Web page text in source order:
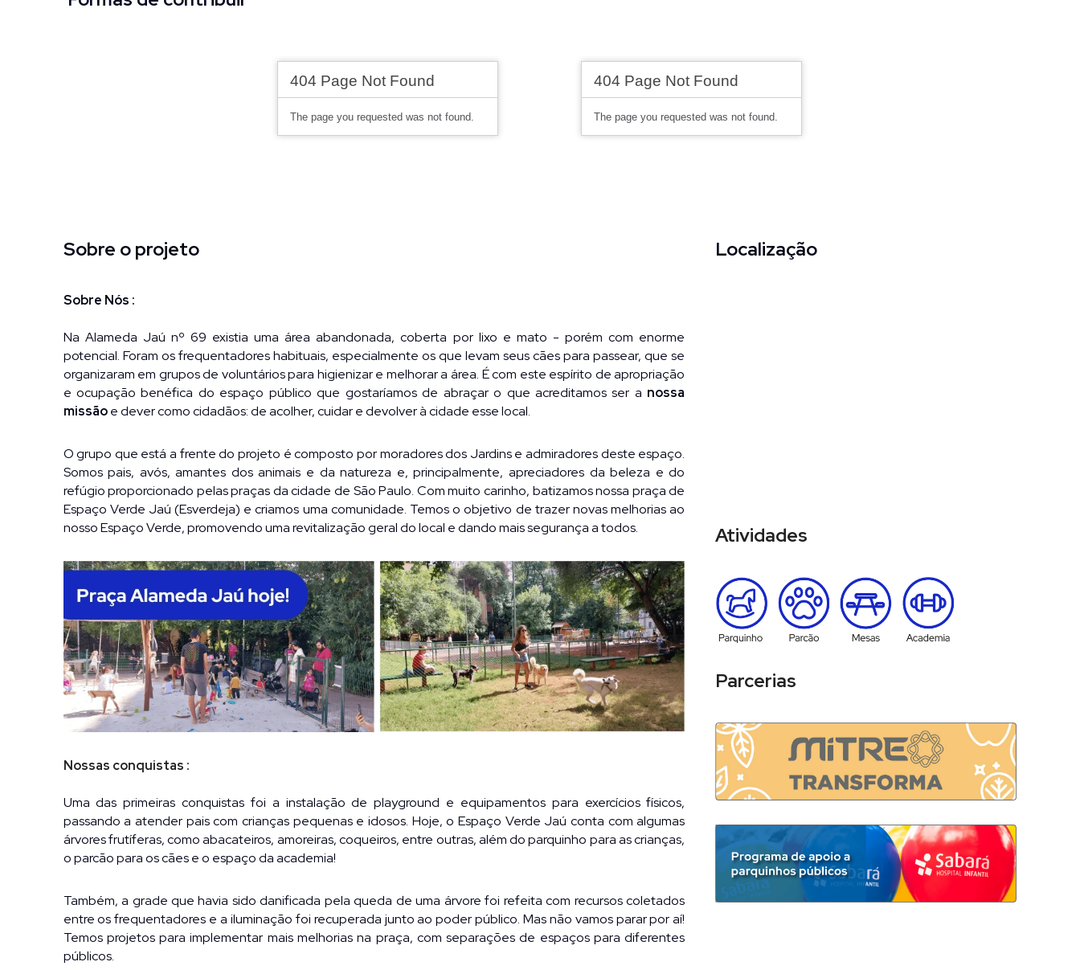
Sobre o projeto
Sobre Nós :
Na Alameda Jaú nº 69 existia uma área abandonada, coberta por lixo e mato - porém com enorme
potencial. Foram os frequentadores habituais, especialmente os que levam seus cães para passear, que se
organizaram em grupos de voluntários para higienizar e melhorar a área. É com este espírito de apropriação
e ocupação benéfica do espaço público que gostaríamos de abraçar o que acreditamos ser a nossa
missão e dever como cidadãos: de acolher, cuidar e devolver à cidade esse local.
O grupo que está a frente do projeto é composto por moradores dos Jardins e admiradores deste espaço.
Somos pais, avós, amantes dos animais e da natureza e, principalmente, apreciadores da beleza e do
refúgio proporcionado pelas praças da cidade de São Paulo. Com muito carinho, batizamos nossa praça de
Espaço Verde Jaú (Esverdeja) e criamos uma comunidade. Temos o objetivo de trazer novas melhorias ao
nosso Espaço Verde, promovendo uma revitalização geral do local e dando mais segurança a todos.
Nossas conquistas :
Uma das primeiras conquistas foi a instalação de playground e equipamentos para exercícios físicos,
passando a atender pais com crianças pequenas e idosos. Hoje, o Espaço Verde Jaú conta com algumas
árvores frutíferas, como abacateiros, amoreiras, coqueiros, entre outras, além do parquinho para as crianças,
o parcão para os cães e o espaço da academia!
Também, a grade que havia sido danificada pela queda de uma árvore foi refeita com recursos coletados
entre os frequentadores e a iluminação foi recuperada junto ao poder público. Mas não vamos parar por aí!
Temos projetos para implementar mais melhorias na praça, com separações de espaços para diferentes
públicos.
Localização
Atividades
Parcerias